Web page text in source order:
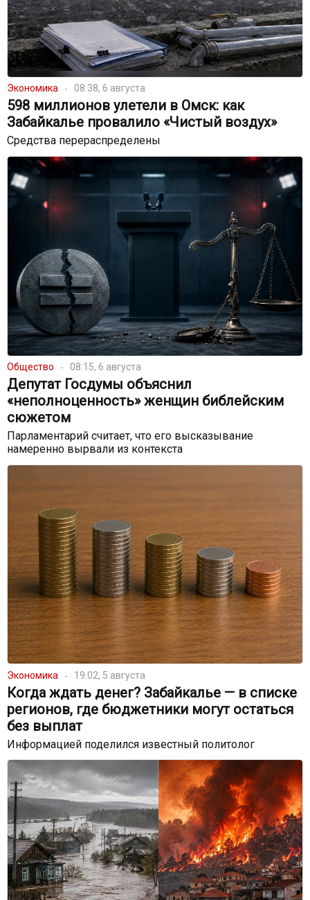
Экономика 08:38, 6 августа
598 миллионов улетели в Омск: как
Забайкалье провалило «Чистый воздух»
Средства перераспределены
Общество 08:15, 6 августа
Депутат Госдумы объяснил
«неполноценность» женщин библейским
сюжетом
Парламентарий считает, что его высказывание
намеренно вырвали из контекста
Экономика 19:02, 5 августа
Когда ждать денег? Забайкалье — в списке
регионов, где бюджетники могут остаться
без выплат
Информацией поделился известный политолог